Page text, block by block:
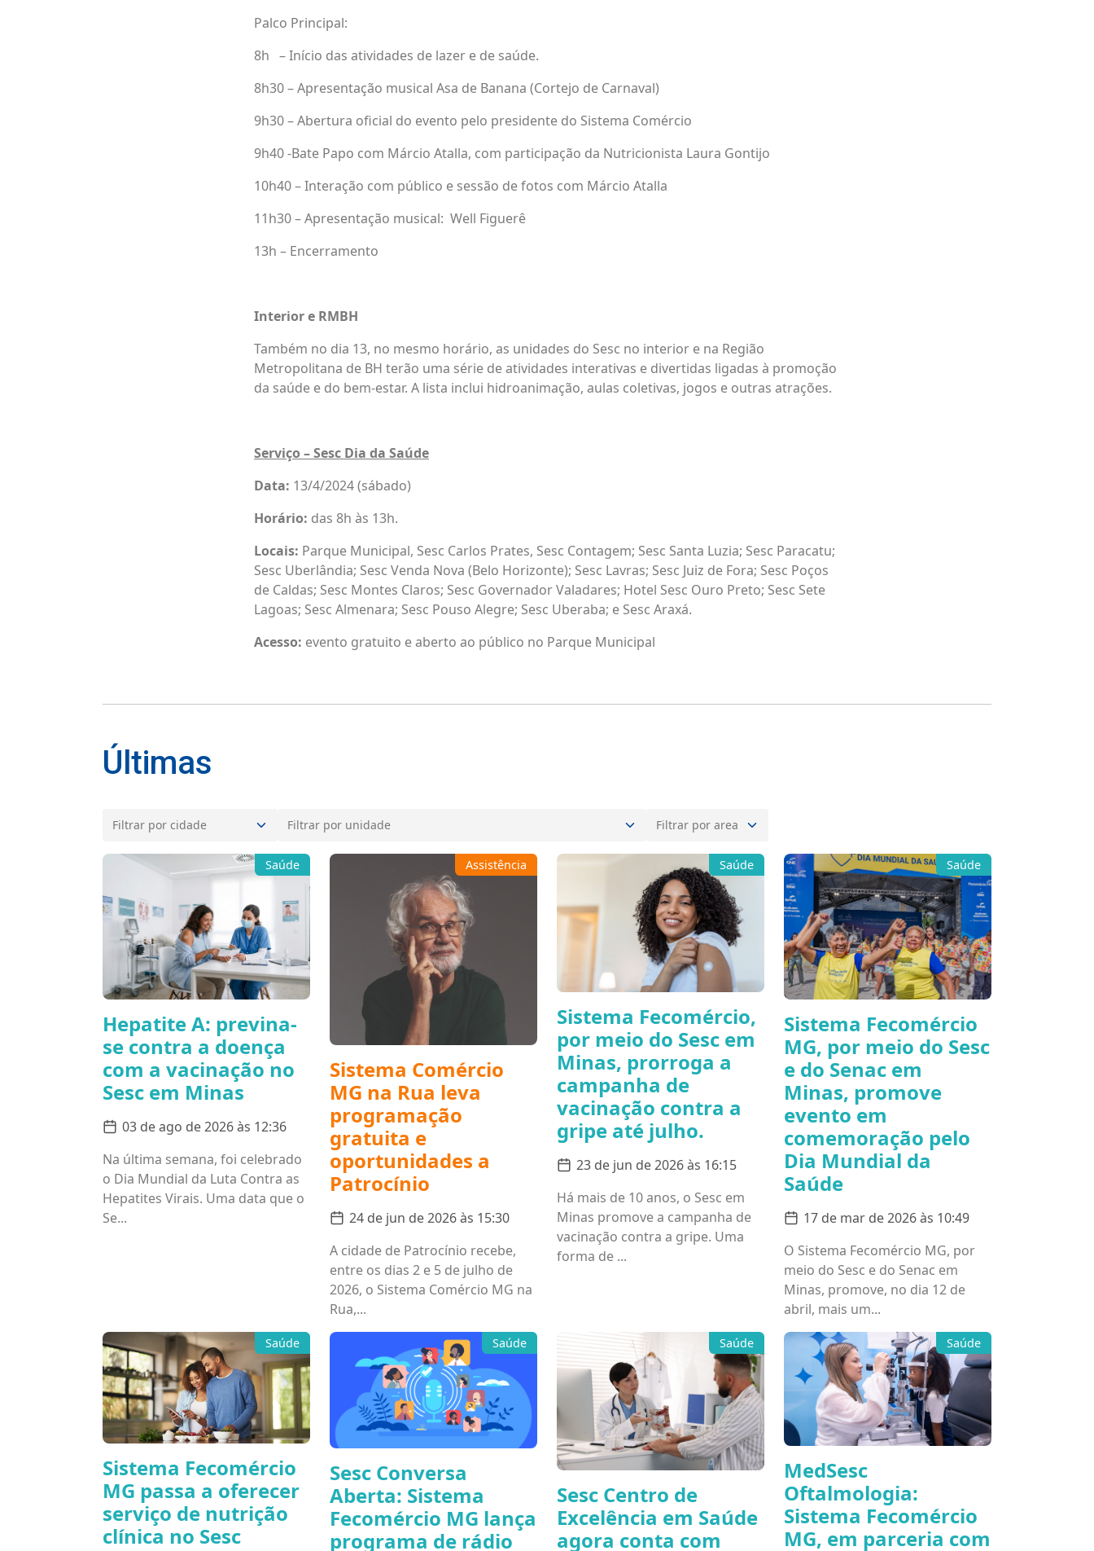
Palco Principal:
8h – Início das atividades de lazer e de saúde.
8h30 – Apresentação musical Asa de Banana (Cortejo de Carnaval)
9h30 – Abertura oficial do evento pelo presidente do Sistema Comércio
9h40 -Bate Papo com Márcio Atalla, com participação da Nutricionista Laura Gontijo
10h40 – Interação com público e sessão de fotos com Márcio Atalla
11h30 – Apresentação musical: Well Figuerê
13h – Encerramento
Interior e RMBH
Também no dia 13, no mesmo horário, as unidades do Sesc no interior e na Região
Metropolitana de BH terão uma série de atividades interativas e divertidas ligadas à promoção
da saúde e do bem-estar. A lista inclui hidroanimação, aulas coletivas, jogos e outras atrações.
Serviço – Sesc Dia da Saúde
Data: 13/4/2024 (sábado)
Horário: das 8h às 13h.
Locais: Parque Municipal, Sesc Carlos Prates, Sesc Contagem; Sesc Santa Luzia; Sesc Paracatu;
Sesc Uberlândia; Sesc Venda Nova (Belo Horizonte); Sesc Lavras; Sesc Juiz de Fora; Sesc Poços
de Caldas; Sesc Montes Claros; Sesc Governador Valadares; Hotel Sesc Ouro Preto; Sesc Sete
Lagoas; Sesc Almenara; Sesc Pouso Alegre; Sesc Uberaba; e Sesc Araxá.
Acesso: evento gratuito e aberto ao público no Parque Municipal
Últimas
Saúde
Hepatite A: previna-
se contra a doença
com a vacinação no
Sesc em Minas
03 de ago de 2026 às 12:36
Na última semana, foi celebrado
o Dia Mundial da Luta Contra as
Hepatites Virais. Uma data que o
Se...
Assistência
Sistema Comércio
MG na Rua leva
programação
gratuita e
oportunidades a
Patrocínio
24 de jun de 2026 às 15:30
A cidade de Patrocínio recebe,
entre os dias 2 e 5 de julho de
2026, o Sistema Comércio MG na
Rua,...
Saúde
Sistema Fecomércio,
por meio do Sesc em
Minas, prorroga a
campanha de
vacinação contra a
gripe até julho.
23 de jun de 2026 às 16:15
Há mais de 10 anos, o Sesc em
Minas promove a campanha de
vacinação contra a gripe. Uma
forma de ...
Saúde
Sistema Fecomércio
MG, por meio do Sesc
e do Senac em
Minas, promove
evento em
comemoração pelo
Dia Mundial da
Saúde
17 de mar de 2026 às 10:49
O Sistema Fecomércio MG, por
meio do Sesc e do Senac em
Minas, promove, no dia 12 de
abril, mais um...
Saúde
Sistema Fecomércio
MG passa a oferecer
serviço de nutrição
clínica no Sesc
Saúde
Sesc Conversa
Aberta: Sistema
Fecomércio MG lança
programa de rádio
Saúde
Sesc Centro de
Excelência em Saúde
agora conta com
Saúde
MedSesc
Oftalmologia:
Sistema Fecomércio
MG, em parceria com